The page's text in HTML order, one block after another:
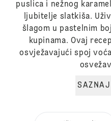
puslica i nežnog
ljubitelje slatkiša.
šlagom u pastelnim
kupinama. Ovaj
osvježavajući spoj